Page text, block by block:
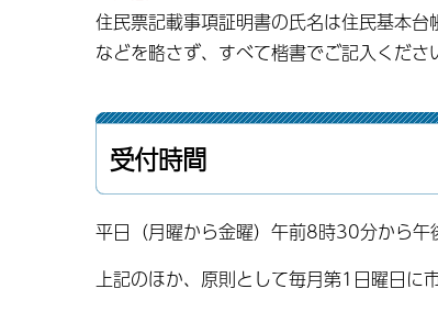
住民票記載事項証明書の氏名は住民基本
などを略さず、すべて楷書でご記入くださ
受付時間
平日（月曜から金曜）午前8時30分から
上記のほか、原則として毎月第1日曜日に